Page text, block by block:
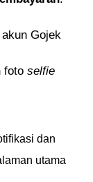
Gojek
foto selfie
dan
utama